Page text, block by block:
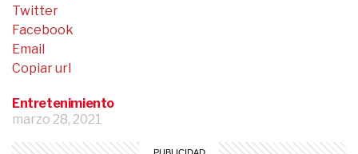
Entretenimiento
marzo 28, 2021
Twitter
Facebook
Email
Copiar url